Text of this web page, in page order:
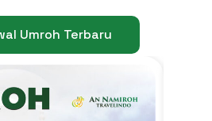
Umroh Terbaru